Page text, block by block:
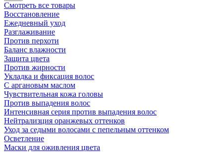
Смотреть все товары
Восстановление
Ежедневный уход
Разглаживание
Против перхоти
Баланс влажности
Защита цвета
Против жирности
Укладка и фиксация волос
С аргановым маслом
Чувствительная кожа головы
Против выпадения волос
Интенсивная серия против выпадения волос
Нейтрализция оранжевых оттенков
Уход за седыми волосами с пепельным оттенком
Осветление
Маски для оживления цвета